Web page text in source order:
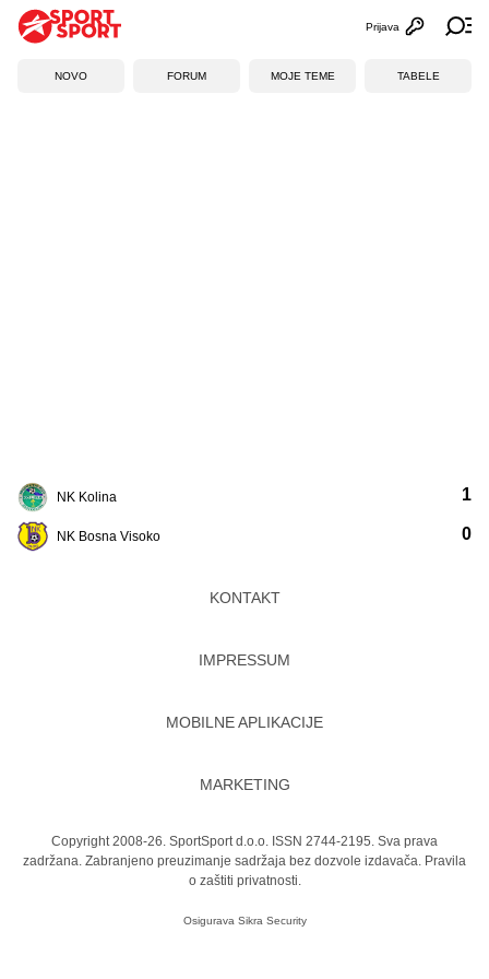
Otvori
Prijava
NOVO FORUM MOJE TEME TABELE
NK Kolina
NK Bosna Visoko
1
0
KONTAKT
IMPRESSUM
MOBILNE APLIKACIJE
MARKETING
Copyright 2008-26. SportSport d.o.o. ISSN 2744-2195. Sva prava
zadržana. Zabranjeno preuzimanje sadržaja bez dozvole izdavača. Pravila
o zaštiti privatnosti.
Osigurava Sikra Security